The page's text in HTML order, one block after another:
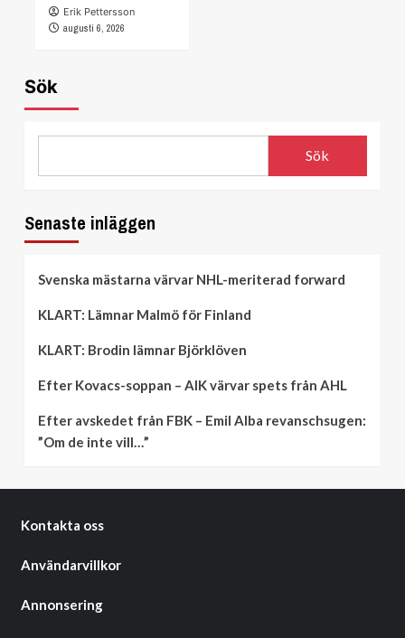
Erik Pettersson
augusti 6, 2026
Sök
Sök
Senaste inläggen
Svenska mästarna värvar NHL-meriterad forward
KLART: Lämnar Malmö för Finland
KLART: Brodin lämnar Björklöven
Efter Kovacs-soppan – AIK värvar spets från AHL
Efter avskedet från FBK – Emil Alba revanschsugen:
”Om de inte vill…”
Kontakta oss
Användarvillkor
Annonsering